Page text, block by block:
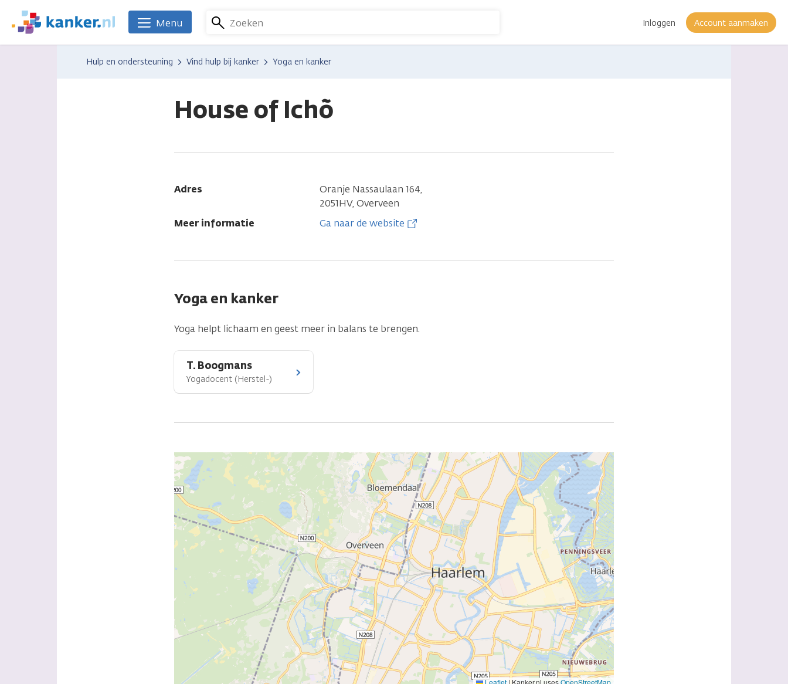
naar
We
zijn
Zoeken Inloggen Account aanmaken
Menu
Hulp en ondersteuning Vind hulp bij kanker Yoga en kanker
House of Ichõ
Adres
Oranje Nassaulaan 164,
2051HV, Overveen
Meer informatie
Ga naar de website
Yoga en kanker
Yoga helpt lichaam en geest meer in balans te brengen.
T. Boogmans
Yogadocent (Herstel-)